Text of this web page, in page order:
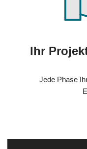
Ihr
Jede Phase